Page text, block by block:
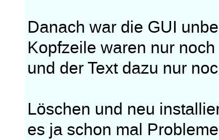
Danach war die GUI
Kopfzeile waren nur
und der Text dazu nur
Löschen und neu
es ja schon mal